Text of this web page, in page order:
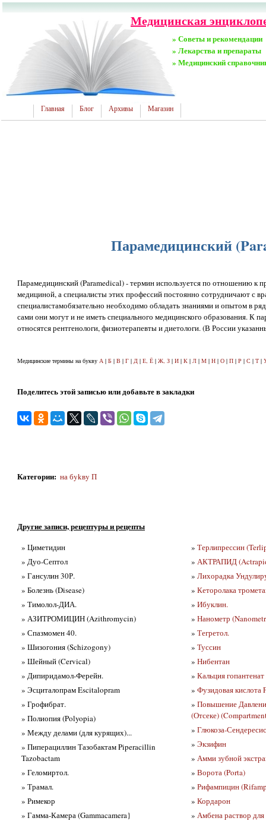
Медицинская
» Советы и рекомендации
» Лекарства и препараты
» Медицинский
Главная Блог Архивы Магазин
Парамедицинский
Парамедицинский (Paramedical) - термин используется по отношению к
медициной, а специалисты этих профессий постоянно сотрудничают с
специалистамобязательно необходимо обладать знаниями и опытом в
сами они могут и не иметь специального медицинского образования. К
относятся рентгенологи, физиотерапевты и диетологи. (В России
Медицинские термины на букву А | Б | В | Г | Д | Е, Ё | Ж, З | И | К | Л | М | Н | О | П | Р | С | Т |
Поделитесь этой записью или добавьте в закладки
Категории: на бykвy П
Другие записи, рецептуры и рецепты
» Циметидин
» Дуо-Септол
» Гансулин 30Р.
» Болезнь (Disease)
» Тимолол-ДИА.
» АЗИТРОМИЦИН (Azithromycin)
» Спазмомен 40.
» Шизогония (Schizogony)
» Шейный (Cervical)
» Дипиридамол-Ферейн.
» Эсциталопрам Escitalopram
» Грофибрат.
» Полиопия (Polyopia)
» Между делами (для курящих)...
» Пиперациллин Тазобактам Piperacillin
Tazobactam
» Геломиртол.
» Трамал.
» Римекор
» Гамма-Камера (Gammacamera}
» Терлипрессин
» АКТРАПИД
» Лихорадка
» Кеторолака
» Ибуклин.
» Нанометр
» Тегретол.
» Туссин
» Нибентан
» Кальция гопантенат
» Фузидовая кислота
» Повышение
(Отсеке)
» Глюкоза-
» Экзифин
» Амми зубной
» Ворота (Porta)
» Рифампицин
» Кордарон
» Амбена раствор